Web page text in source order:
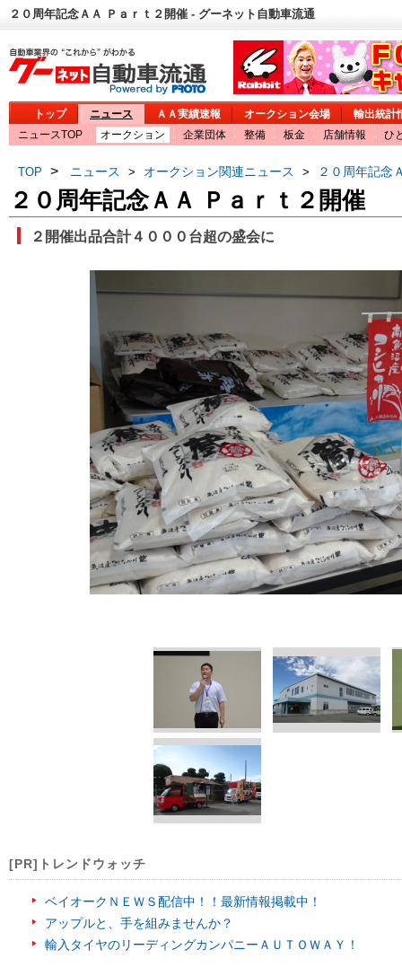
２０周年記念ＡＡ Ｐａｒｔ２開催 - グーネット自動車流通
トップ ニュース ＡＡ実績速報 オークション会場
輸出統計
ニュースTOP
オークション 企業団体 整備 板金 店舗情報 ひ
TOP > ニュース > オークション関連ニュース > ２０周年記念
２０周年記念ＡＡ Ｐａｒｔ２開催
２開催出品合計４０００台超の盛会に
[PR]トレンドウォッチ
ベイオークＮＥＷＳ配信中！！最新情報掲載中！
アップルと、手を組みませんか？
輸入タイヤのリーディングカンパニーＡＵＴＯＷＡＹ！